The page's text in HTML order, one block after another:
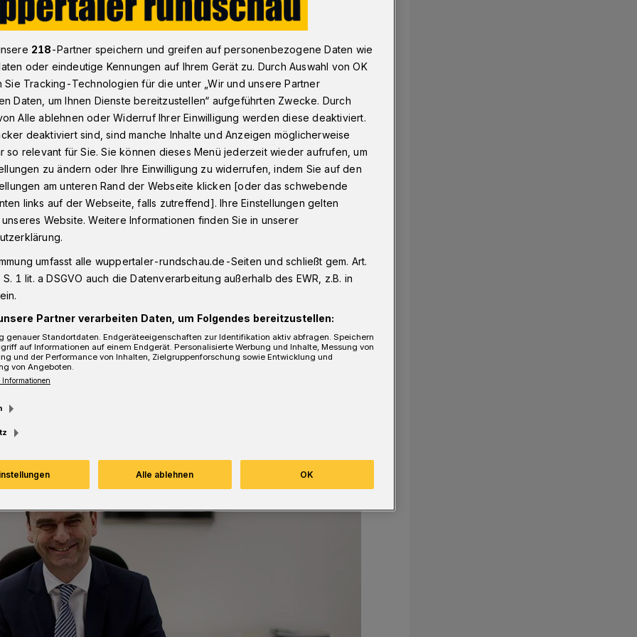
in Wuppertal: Quote liegt bei 8,2 Prozent
in
Ende August 15.265 Menschen
343 (2,3 Prozent) mehr als im Juli und
als im August 2018. Die
Prozent. Im Juli lag sie bei 8,2 Prozent,
218-Partner speichern und greifen auf personenbezogene Daten wie
oder eindeutige Kennungen auf Ihrem Gerät zu. Durch Auswahl von OK
Sie Tracking-Technologien für die unter „Wir und unsere Partner
Daten, um Ihnen Dienste bereitzustellen“ aufgeführten Zwecke. Durch
Alle ablehnen oder Widerruf Ihrer Einwilligung werden diese deaktiviert.
deaktiviert sind, sind manche Inhalte und Anzeigen möglicherweise
so relevant für Sie. Sie können dieses Menü jederzeit wieder aufrufen, um
zu ändern oder Ihre Einwilligung zu widerrufen, indem Sie auf den
am unteren Rand der Webseite klicken [oder das schwebende
links auf der Webseite, falls zutreffend]. Ihre Einstellungen gelten
Website. Weitere Informationen finden Sie in unserer
umfasst alle wuppertaler-rundschau.de-Seiten und schließt gem. Art.
1 lit. a DSGVO auch die Datenverarbeitung außerhalb des EWR, z.B. in
Partner verarbeiten Daten, um Folgendes bereitzustellen:
genauer Standortdaten. Endgeräteeigenschaften zur Identifikation aktiv abfragen. Speichern
auf Informationen auf einem Endgerät. Personalisierte Werbung und Inhalte, Messung von
und der Performance von Inhalten, Zielgruppenforschung sowie Entwicklung und
von Angeboten.
Alle ablehnen OK